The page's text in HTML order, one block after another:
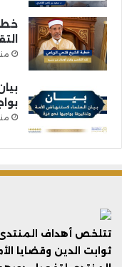
تتلخص أهداف
ثوابت الدين وقضايا